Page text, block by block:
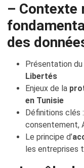
– Contexte
des
Présentation du
Libertés
Enjeux de la
en Tunisie
Définitions clés
consentement,
Le principe d’
les entreprises